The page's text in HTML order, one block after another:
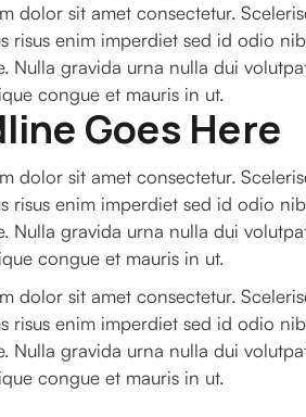
dolor sit amet consectetur.
risus enim imperdiet sed id odio
Nulla gravida urna nulla dui
congue et mauris in ut.
Goes Here
dolor sit amet consectetur.
risus enim imperdiet sed id odio
Nulla gravida urna nulla dui
congue et mauris in ut.
dolor sit amet consectetur.
risus enim imperdiet sed id odio
Nulla gravida urna nulla dui
congue et mauris in ut.